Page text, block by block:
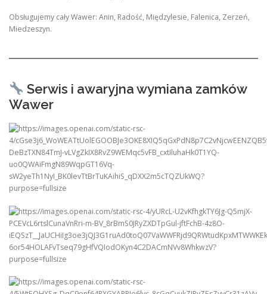
Obsługujemy cały Wawer: Anin, Radość, Międzylesie, Falenica, Zerzeń,
Miedzeszyn.
Serwis i awaryjna wymiana zamków
Wawer